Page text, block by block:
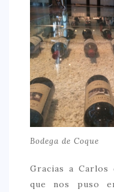
Bodega de Coque
Gracias a
que nos puso